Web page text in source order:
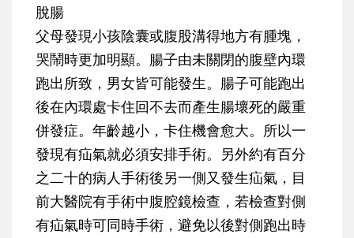
脫腸
父母發現小孩陰囊或腹股溝得地方有腫塊，
哭鬧時更加明顯。腸子由未關閉的腹壁內環
跑出所致，男女皆可能發生。腸子可能跑出
後在內環處卡住回不去而產生腸壞死的嚴重
併發症。年齡越小，卡住機會愈大。所以一
發現有疝氣就必須安排手術。另外約有百分
之二十的病人手術後另一側又發生疝氣，目
前大醫院有手術中腹腔鏡檢查，若檢查對側
有疝氣時可同時手術，避免以後對側跑出時